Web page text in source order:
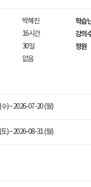
박혜진 학습
16시간 강의
30일 정원
없음
) ~ 2026-07-20 (월)
) ~ 2026-08-31 (월)